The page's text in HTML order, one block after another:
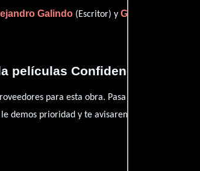
Galindo (Escritor) yGunther Gerszo
películas Confidencias de un
para esta obra. Pasa por nuestro
demos prioridad y te avisaremos cuando se